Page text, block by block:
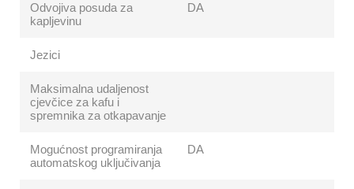
Odvojiva posuda za
kapljevinu
DA
Jezici
Maksimalna udaljenost
cjevčice za kafu i
spremnika za otkapavanje
Mogućnost programiranja
automatskog uključivanja
DA